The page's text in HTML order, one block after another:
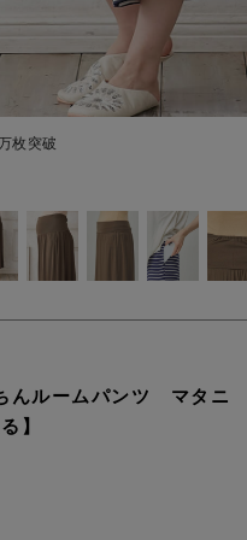
長く使えるアイテム
お部屋映えアイテム
枚突破
んルームパンツ マタニ
】